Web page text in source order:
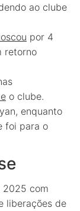
ao clube
por 4
retorno
o clube.
enquanto
foi para o
2025 com
liberações de